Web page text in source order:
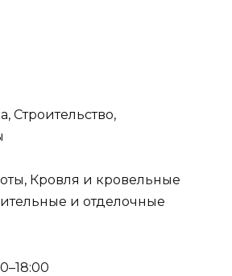
Строительство,
Кровля и кровельные
и отделочные